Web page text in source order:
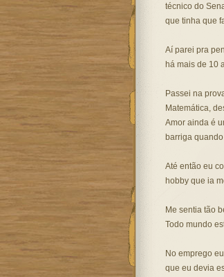
técnico do
que tinha que
Aí parei pra
há mais de 10
Passei na
Matemática,
Amor ainda é
barriga
Até então eu
hobby que ia
Me sentia tão
Todo mundo
No emprego
que eu devia